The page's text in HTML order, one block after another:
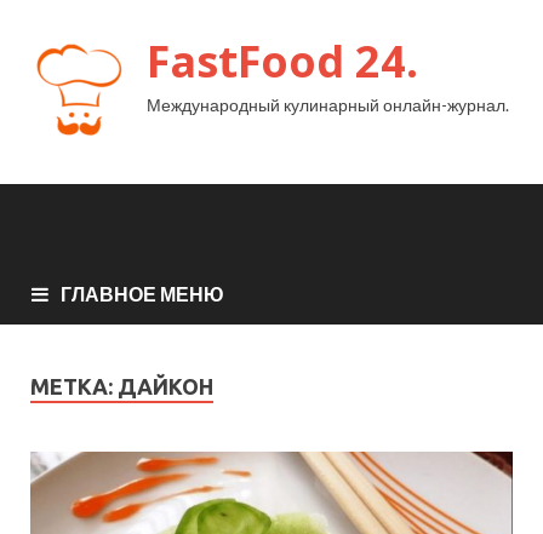
FastFood 24.
Международный кулинарный онлайн-журнал.
ГЛАВНОЕ МЕНЮ
МЕТКА: ДАЙКОН